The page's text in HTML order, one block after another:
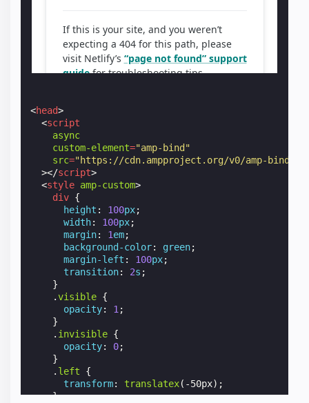
<head>
<script
async
custom-element="amp-bind"
src="https://cdn.ampproject.org/v0/amp-bind-
></script>
<style amp-custom>
div {
height : 100px;
width: 100px;
margin: 1em;
background-color: green;
margin-left : 100px;
transition: 2s ;
}
.visible {
opacity: 1;
}
. invisible {
opacity: 0;
}
. left
{
transform: translatex( -50px);
}